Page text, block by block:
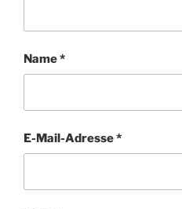
Name*
E-Mail-Adresse*